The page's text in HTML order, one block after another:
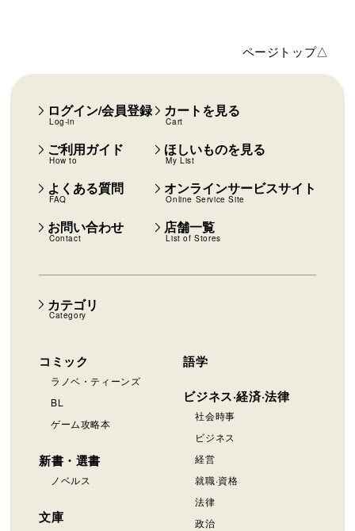
ページトップ△
カテゴリ
Category
コミック
ラノベ・ティーンズ
BL
ゲーム攻略本
新書・選書
ノベルス
文庫
語学
ビジネス·経済·法律
社会時事
ビジネス
経営
就職·資格
法律
政治
ログイン/会員登録
Log-in
カートを見る
Cart
ご利用ガイド
How to
ほしいものを見る
My List
よくある質問
FAQ
オンラインサービスサイト
Online Service Site
お問い合わせ
Contact
店舗一覧
List of Stores